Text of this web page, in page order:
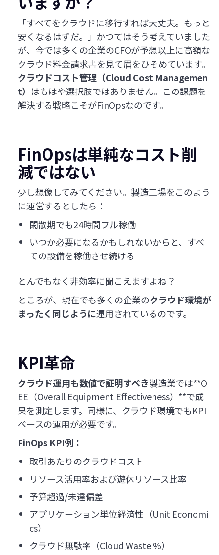
「すべてをクラウドに移行すれば大丈夫。もっと
安くなるはずだ。」かつてはそう考えていました
が、今では多くの企業のCFOが予想以上に高額な
クラウド料金請求書を見て眉をひそめています。
クラウドコスト管理（Cloud Cost Managemen
t） はもはや選択肢ではありません。この課題を
解決する戦略こそがFinOpsなのです。
FinOpsは単純なコスト削
減ではない
少し想像してみてください。製造工場をこのよう
に運営するとしたら：
閑散期でも24時間フル稼働
いつか必要になるかもしれないからと、すべ
ての設備を稼働させ続ける
とんでもなく非効率に聞こえますよね？
ところが、現在でも多くの企業のクラウド環境が
まったく同じように運用されているのです。
KPI革命
クラウド運用も数値で証明すべき製造業では**O
EE（Overall Equipment Effectiveness）**で成
果を測定します。同様に、クラウド環境でもKPI
ベースの運用が必要です。
FinOps KPI例：
取引あたりのクラウドコスト
リソース活用率および遊休リソース比率
予算超過/未達偏差
アプリケーション単位経済性（Unit Economi
cs）
クラウド無駄率（Cloud Waste %）